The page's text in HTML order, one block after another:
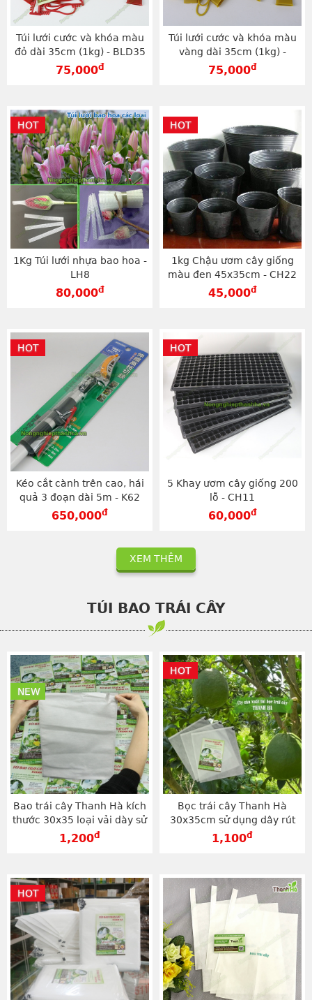
Túi lưới cước và khóa màu
đỏ dài 35cm (1kg) - BLD35
75,000đ
Túi lưới cước và khóa màu
vàng dài 35cm (1kg) -
BLV35
75,000đ
1Kg Túi lưới nhựa bao hoa -
LH8
80,000đ
HOT
1kg Chậu ươm cây giống
màu đen 45x35cm - CH22
45,000đ
HOT
Kéo cắt cành trên cao, hái
quả 3 đoạn dài 5m - K62
650,000đ
HOT
5 Khay ươm cây giống 200
lỗ - CH11
60,000đ
HOT
XEM THÊM
TÚI BAO TRÁI CÂY
Bao trái cây Thanh Hà kích
thước 30x35 loại vải dày sử
dụng dây kẽm - TV3035D
1,200đ
NEW
Bọc trái cây Thanh Hà
30x35cm sử dụng dây rút
chất lượng cao - TV3035
1,100đ
HOT
HOT